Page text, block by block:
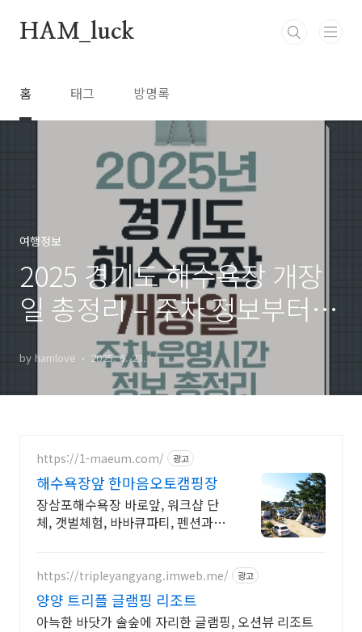
HAM_luck
홈 태그 방명록
여행정보
2025 경기도 해수욕장 개장
일 총정리 – 주차 정보부터 운
영시간까지
by hamlove 2025. 6. 23.
https://1-maeum.com/ 광고
해수욕장앞 한마음오토캠핑장
장삼포해수욕장 바로앞, 워크샵 단
체, 갯벌체험, 바바큐파티, 펜션과 글
https://tripleyangyang.imweb.me/ 광고
양양 트리플 글램핑 리조트
아늑한 바닷가 솔숲에 자리한 글램핑, 오션뷰 리조트